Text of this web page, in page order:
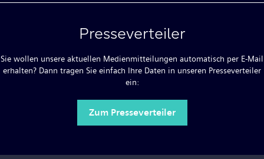
Presseverteiler
Sie wollen unsere aktuellen Medienmitteilungen automatisch per E-Mail
erhalten? Dann tragen Sie einfach Ihre Daten in unseren Presseverteiler
ein:
Zum Presseverteiler